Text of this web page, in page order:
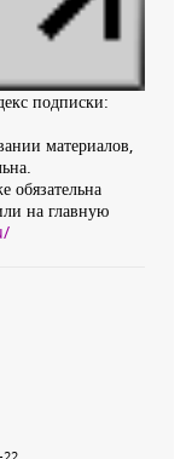
подписки:
материалов,
обязательна
на главную